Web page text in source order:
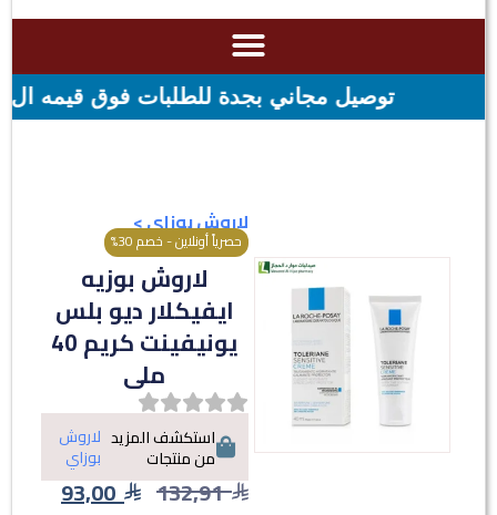
للطلبات فوق قيمه ال ١٠٠ ريال - شحن مجاني لقيمه اكثر من ٢٩٩ ريال
لاروش بوزاي>
حصرياً أونلاين - خصم 30%
لاروش بوزيه
ايفيكلار ديو بلس
يونيفينت كريم 40
ملى
استكشف المزيد
من منتجات
لاروش
بوزاي
132,91
93,00